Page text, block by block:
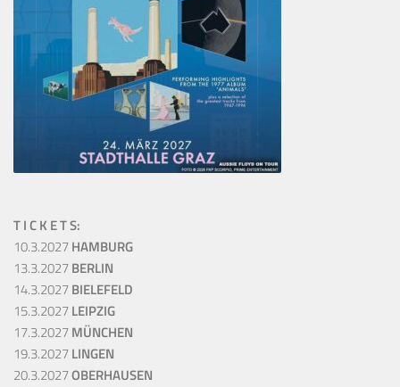
T I C K E T S:
10.3.2027HAMBURG
13.3.2027BERLIN
14.3.2027BIELEFELD
15.3.2027LEIPZIG
17.3.2027MÜNCHEN
19.3.2027LINGEN
20.3.2027OBERHAUSEN